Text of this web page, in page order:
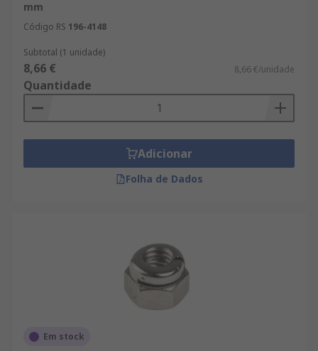
mm
Código RS 196-4148
Subtotal (1 unidade)
8,66 € 8,66 €/unidade
Quantidade
Adicionar
Folha de Dados
Em stock